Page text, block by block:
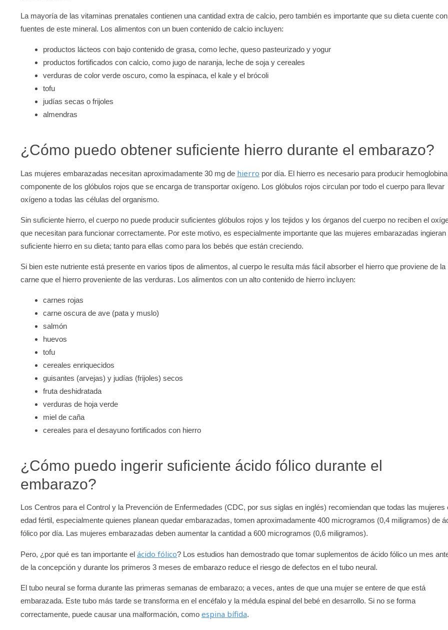
La mayoría de las vitaminas prenatales contienen una cantidad extra de calcio, pero también es importante que su dieta cuente con
fuentes de este mineral. Los alimentos con un buen contenido de calcio incluyen:
productos lácteos con bajo contenido de grasa, como leche, queso pasteurizado y yogur
productos fortificados con calcio, como jugo de naranja, leche de soja y cereales
verduras de color verde oscuro, como la espinaca, el kale y el brócoli
tofu
judías secas o frijoles
almendras
¿Cómo puedo obtener suficiente hierro durante el embarazo?
Las mujeres embarazadas necesitan aproximadamente 30 mg de hierro por día. El hierro es necesario para producir
componente de los glóbulos rojos que se encarga de transportar oxígeno. Los glóbulos rojos circulan por todo el cuerpo para llevar
oxígeno a todas las células del organismo.
Sin suficiente hierro, el cuerpo no puede producir suficientes glóbulos rojos y los tejidos y los órganos del cuerpo no reciben el
que necesitan para funcionar correctamente. Por este motivo, es especialmente importante que las mujeres embarazadas ingieran
suficiente hierro en su dieta; tanto para ellas como para los bebés que están creciendo.
Si bien este nutriente está presente en varios tipos de alimentos, al cuerpo le resulta más fácil absorber el hierro que proviene de la
carne que el hierro proveniente de las verduras. Los alimentos con un alto contenido de hierro incluyen:
carnes rojas
carne oscura de ave (pata y muslo)
salmón
huevos
tofu
cereales enriquecidos
guisantes (arvejas) y judías (frijoles) secos
fruta deshidratada
verduras de hoja verde
miel de caña
cereales para el desayuno fortificados con hierro
¿Cómo puedo ingerir suficiente ácido fólico durante el
embarazo?
Los Centros para el Control y la Prevención de Enfermedades (CDC, por sus siglas en inglés) recomiendan que todas las mujeres
edad fértil, especialmente quienes planean quedar embarazadas, tomen aproximadamente 400 microgramos (0,4 miligramos) de
fólico por día. Las mujeres embarazadas deben aumentar la cantidad a 600 microgramos (0,6 miligramos).
Pero, ¿por qué es tan importante el ácido fólico? Los estudios han demostrado que tomar suplementos de ácido fólico un mes
de la concepción y durante los primeros 3 meses de embarazo reduce el riesgo de defectos en el tubo neural.
El tubo neural se forma durante las primeras semanas de embarazo; a veces, antes de que una mujer se entere de que está
embarazada. Este tubo más tarde se transforma en el encéfalo y la médula espinal del bebé en desarrollo. Si no se forma
correctamente, puede causar una malformación, como espina bífida.